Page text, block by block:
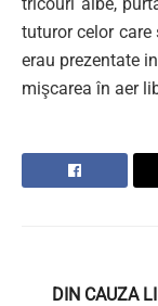
tuturor celor care
erau prezentate
mişcarea în aer
DIN CAUZA